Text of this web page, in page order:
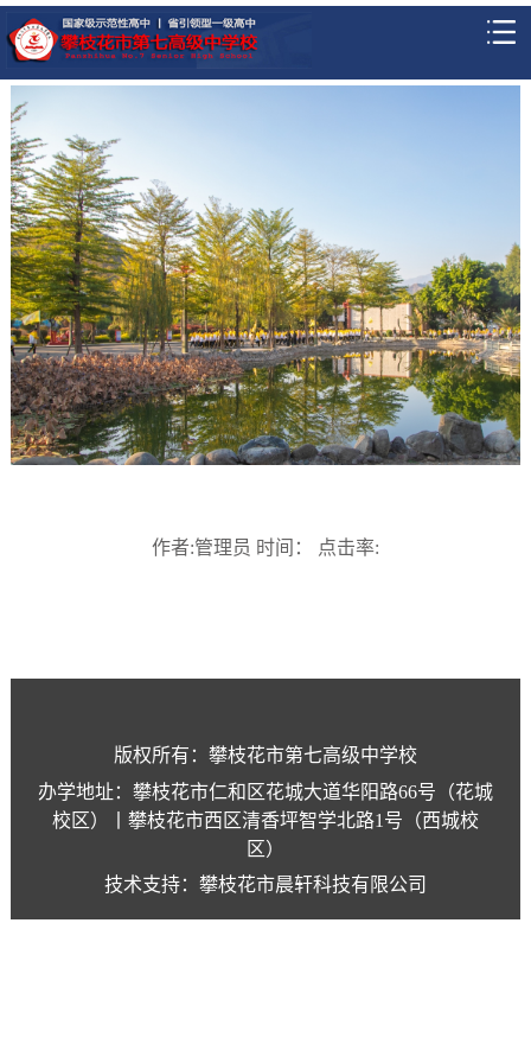
作者:管理员 时间： 点击率:
版权所有：攀枝花市第七高级中学校
办学地址：攀枝花市仁和区花城大道华阳路66号（花城
校区）丨攀枝花市西区清香坪智学北路1号（西城校
区）
技术支持：攀枝花市晨轩科技有限公司